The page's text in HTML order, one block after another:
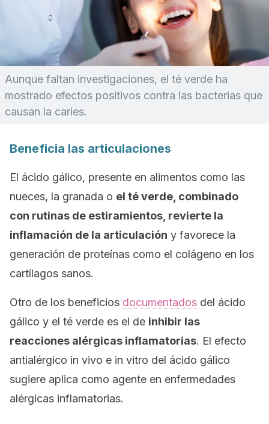
Aunque faltan investigaciones, el té verde ha
mostrado efectos positivos contra las bacterias que
causan la caries.
Beneficia las articulaciones
El ácido gálico, presente en alimentos como las
nueces, la granada o el té verde, combinado
con rutinas de estiramientos, revierte la
inflamación de la articulación y favorece la
generación de proteínas como el colágeno en los
cartílagos sanos.
Otro de los beneficios documentados del ácido
gálico y el té verde es el de inhibir las
reacciones alérgicas inflamatorias. El efecto
antialérgico in vivo e in vitro del ácido gálico
sugiere aplica como agente en enfermedades
alérgicas inflamatorias.